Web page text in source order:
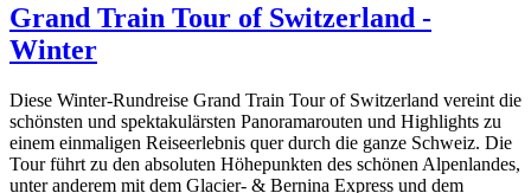
Grand Train Tour of Switzerland -
Winter
Diese Winter-Rundreise Grand Train Tour of Switzerland vereint die
schönsten und spektakulärsten Panoramarouten und Highlights zu
einem einmaligen Reiseerlebnis quer durch die ganze Schweiz. Die
Tour führt zu den absoluten Höhepunkten des schönen Alpenlandes,
unter anderem mit dem Glacier- & Bernina Express und dem